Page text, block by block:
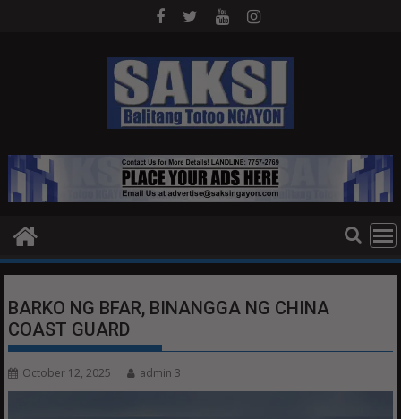
BARKO NG BFAR, BINANGGA NG CHINA
COAST GUARD
October 12, 2025 admin 3